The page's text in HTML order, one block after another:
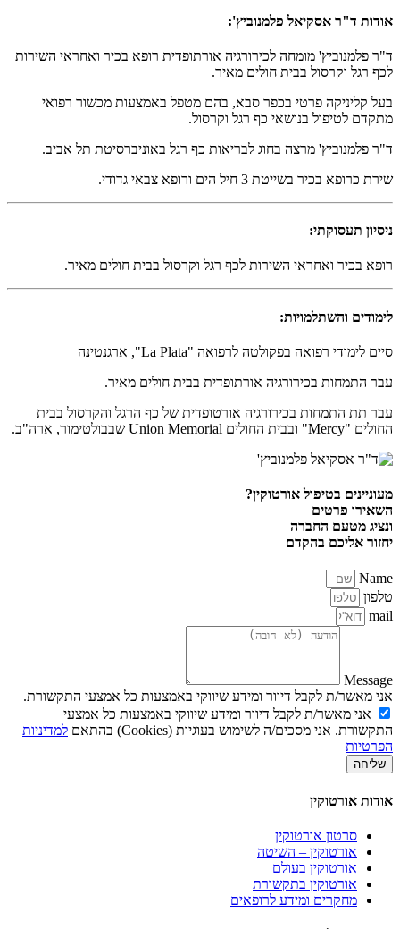
אודות ד"ר אסקיאל פלמנוביץ':
ד"ר פלמנוביץ' מומחה לכירורגיה אורתופדית רופא בכיר ואחראי השירות
לכף רגל וקרסול בבית חולים מאיר.
בעל קליניקה פרטי בכפר סבא, בהם מטפל באמצעות מכשור רפואי
מתקדם לטיפול בנושאי כף רגל וקרסול.
ד"ר פלמנוביץ' מרצה בחוג לבריאות כף רגל באוניברסיטת תל אביב.
שירת כרופא בכיר בשייטת 3 חיל הים ורופא צבאי גדודי.
ניסיון תעסוקתי:
רופא בכיר ואחראי השירות לכף רגל וקרסול בבית חולים מאיר.
לימודים והשתלמויות:
סיים לימודי רפואה בפקולטה לרפואה "La Plata", ארגנטינה
עבר התמחות בכירורגיה אורתופדית בבית חולים מאיר.
עבר תת התמחות בכירורגיה אורטופדית של כף הרגל והקרסול בבית
החולים "Mercy" ובבית החולים Union Memorial שבבולטימור, ארה"ב.
מעוניינים בטיפול אורטוקין?
השאירו פרטים
ונציג מטעם החברה
יחזור אליכם בהקדם
Name
טלפון
mail
Message
אני מאשר/ת לקבל דיוור ומידע שיווקי באמצעות כל אמצעי התקשורת.
אני מאשר/ת לקבל דיוור ומידע שיווקי באמצעות כל אמצעי
התקשורת. אני מסכים/ה לשימוש בעוגיות (Cookies) בהתאם
למדיניות
הפרטיות
שליחה
אודות אורטוקין
סרטון אורטוקין
אורטוקין – השיטה
אורטוקין בעולם
אורטוקין בתקשורת
מחקרים ומידע לרופאים